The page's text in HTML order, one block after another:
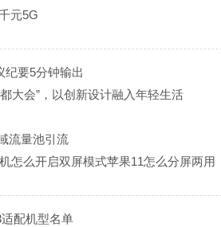
元5G
纪要5分钟输出
大会”，以创新设计融入年轻生活
流量池引流
怎么开启双屏模式苹果11怎么分屏两用
配机型名单